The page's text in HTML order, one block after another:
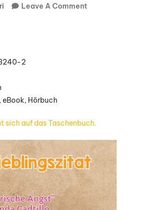
Leave A CommentOn
2
eBook, Hörbuch
sich auf das Taschenbuch.